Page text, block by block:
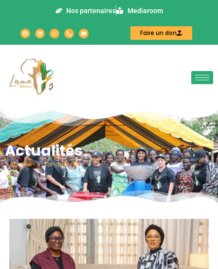
Nos partenaires Mediaroom
Faire un don
Actualités
Accueil » fondation